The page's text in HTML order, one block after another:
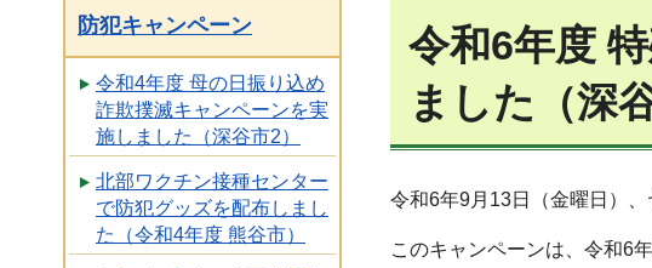
防犯キャンペーン
令和4年度 母の日振り込め
詐欺撲滅キャンペーンを実
施しました（深谷市2）
北部ワクチン接種センター
で防犯グッズを配布しまし
た（令和4年度 熊谷市）
令和6年度
ました（深
令和6年9月13日（金曜日）
このキャンペーンは、令和6